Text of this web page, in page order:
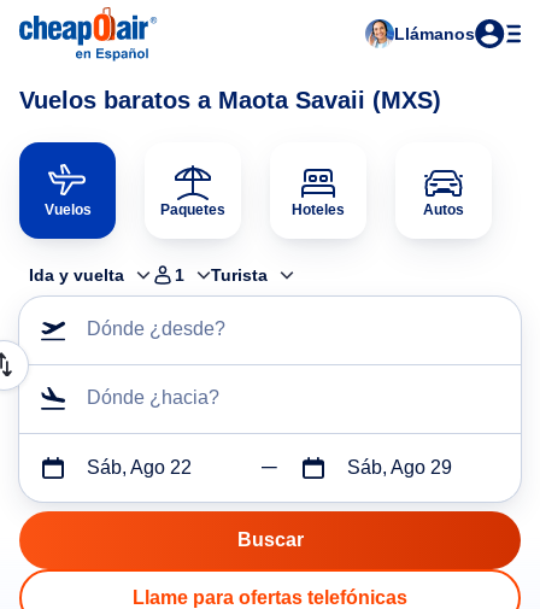
Llámanos
Vuelos baratos a Maota Savaii (MXS)
Vuelos Paquetes Hoteles Autos
Ida y vuelta 1 Turista
Dónde ¿desde?
Dónde ¿hacia?
Sáb, Ago 22 Sáb, Ago 29
Llame para ofertas telefónicas